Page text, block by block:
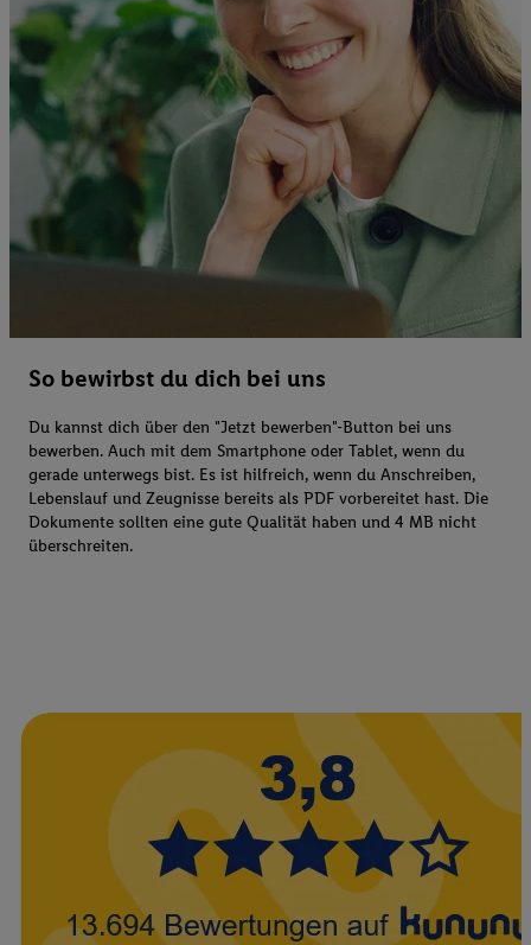
So bewirbst du dich bei uns
Du kannst dich über den "Jetzt bewerben"-Button bei uns
bewerben. Auch mit dem Smartphone oder Tablet, wenn du
gerade unterwegs bist. Es ist hilfreich, wenn du Anschreiben,
Lebenslauf und Zeugnisse bereits als PDF vorbereitet hast. Die
Dokumente sollten eine gute Qualität haben und 4 MB nicht
überschreiten.